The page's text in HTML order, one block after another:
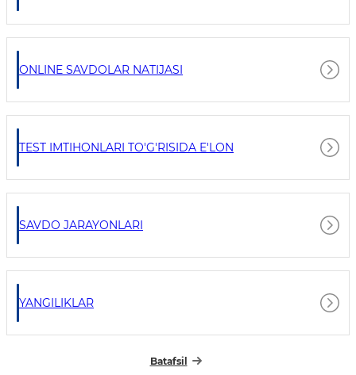
ONLINE SAVDOLAR NATIJASI
TEST IMTIHONLARI TO'G'RISIDA E'LON
SAVDO JARAYONLARI
YANGILIKLAR
Batafsil